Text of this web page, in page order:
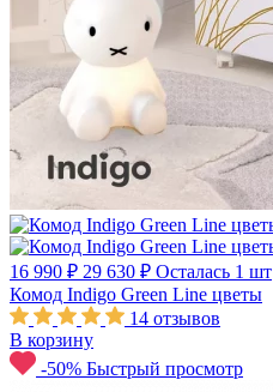
16 990 ₽ 29 630 ₽ Осталась 1 шт
Комод Indigo Green Line цветы
14 отзывов
В корзину
-50% Быстрый просмотр